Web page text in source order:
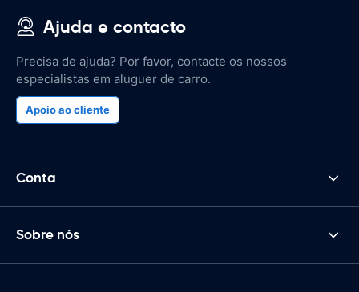
Ajuda e contacto
Precisa de ajuda? Por favor, contacte os nossos
especialistas em aluguer de carro.
Apoio ao cliente
Conta
Sobre nós